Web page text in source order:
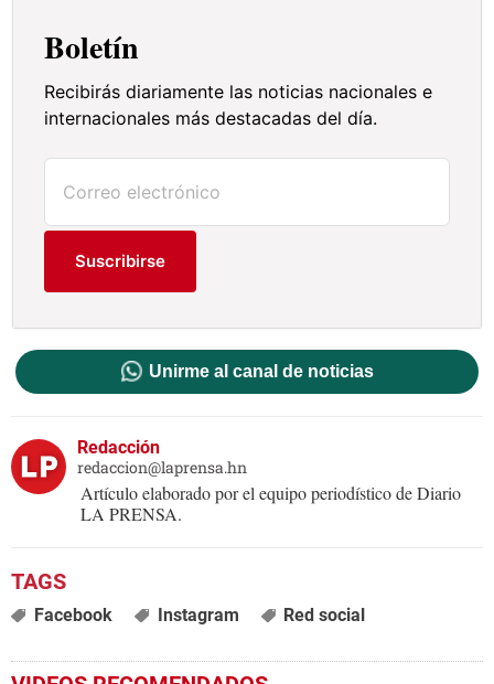
Boletín
Recibirás diariamente las noticias nacionales e
internacionales más destacadas del día.
Suscribirse
Unirme al canal de noticias
Redacción
redaccion@laprensa.hn
Artículo elaborado por el equipo periodístico de Diario
LA PRENSA.
Facebook Instagram Red social